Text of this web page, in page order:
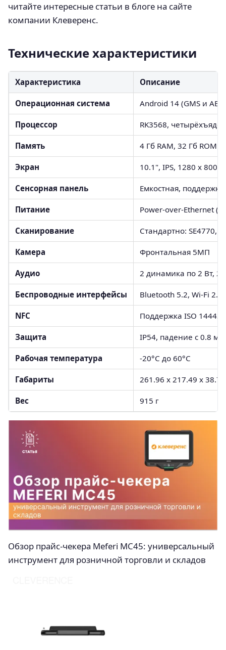
читайте интересные статьи в блоге на сайте
компании Клеверенс.
Технические характеристики
Характеристика Описание
Операционная система Android 14 (GMS и
Процессор RK3568,
Память 4 Гб RAM, 32 Гб ROM
Экран 10.1", IPS, 1280 x
Сенсорная панель Емкостная,
Питание Power-over-Ethernet
Сканирование Стандартно: SE4770,
Камера Фронтальная 5МП
Аудио 2 динамика по 2 Вт,
Беспроводные интерфейсы Bluetooth 5.2, Wi-Fi
NFC Поддержка ISO 14443
Защита IP54, падение с 0.8 м
Рабочая температура -20°C до 60°C
Габариты 261.96 x 217.49 x
Вес 915 г
Обзор прайс-чекера Meferi MC45: универсальный
инструмент для розничной торговли и складов